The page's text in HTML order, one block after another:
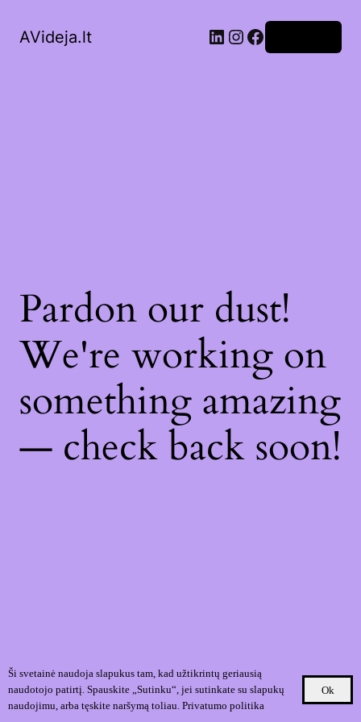
AVideja.lt LinkedIn
Instagram
Facebook
Pardon our dust!
We're working on
something amazing
— check back soon!
Ši svetainė naudoja slapukus tam, kad užtikrintų geriausią
naudotojo patirtį. Spauskite „Sutinku“, jei sutinkate su slapukų
naudojimu, arba tęskite naršymą toliau. Privatumo politika
Ok